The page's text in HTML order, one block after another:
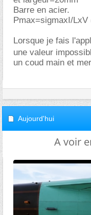
Barre en acier.
Pmax=sigmaxI/
Lorsque je fais
une valeur
un coud main et
Aujourd'hui
A voir